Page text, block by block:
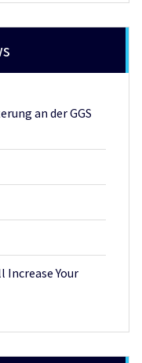
an der GGS
Your